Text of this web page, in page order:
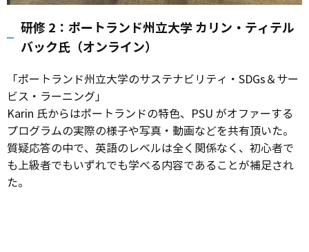
研修 2：ポートランド州立大学 カリン・ティテル
バック氏（オンライン）
「ポートランド州立大学のサステナビリティ・SDGs＆サー
ビス・ラーニング」
Karin 氏からはポートランドの特色、PSU がオファーする
プログラムの実際の様子や写真・動画などを共有頂いた。
質疑応答の中で、英語のレベルは全く関係なく、初心者で
も上級者でもいずれでも学べる内容であることが補足され
た。